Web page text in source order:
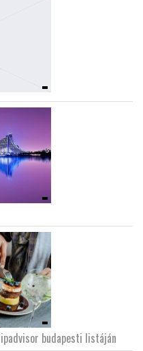
budapesti listáján